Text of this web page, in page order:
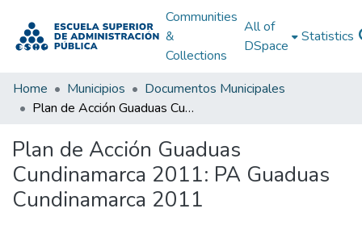
Communities
&
Collections
All of
DSpace
Statistics
Home Municipios
Documentos Municipales
Plan de Acción Guaduas Cundinamarca 2011: PA Guaduas Cundinamarca 2011
Plan de Acción Guaduas
Cundinamarca 2011: PA Guaduas
Cundinamarca 2011